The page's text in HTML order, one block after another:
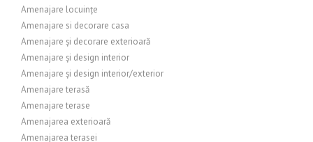
Amenajare locuințe
Amenajare si decorare casa
Amenajare și decorare exterioară
Amenajare și design interior
Amenajare și design interior/exterior
Amenajare terasă
Amenajare terase
Amenajarea exterioară
Amenajarea terasei